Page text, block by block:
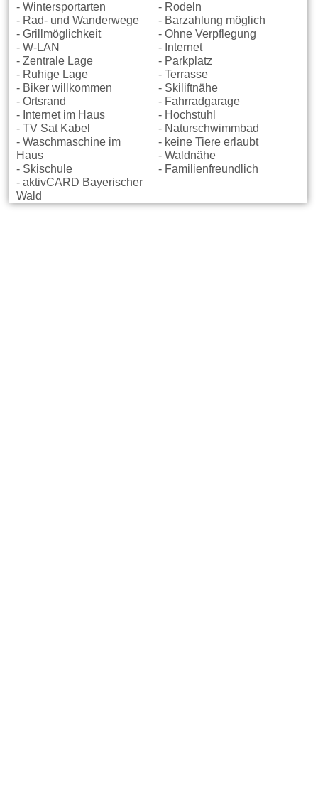
- Wintersportarten
- Rodeln
- Rad- und Wanderwege
- Barzahlung möglich
- Grillmöglichkeit
- Ohne Verpflegung
- W-LAN
- Internet
- Zentrale Lage
- Parkplatz
- Ruhige Lage
- Terrasse
- Biker willkommen
- Skiliftnähe
- Ortsrand
- Fahrradgarage
- Internet im Haus
- Hochstuhl
- TV Sat Kabel
- Naturschwimmbad
- Waschmaschine im
Haus
- keine Tiere erlaubt
- Waldnähe
- Skischule
- Familienfreundlich
- aktivCARD Bayerischer
Wald